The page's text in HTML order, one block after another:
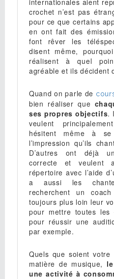
internationales aient
crochet n’est pas
pour ce que certains
en ont fait des
font rêver les
disent même,
réalisent à quel
agréable et ils décident
Quand on parle de
bien réaliser que
ses propres objectifs.
veulent
hésitent même à
l’impression qu’ils
D’autres ont déjà
correcte et veulent
répertoire avec l’aide
a aussi les
recherchent un
toujours plus loin leur
pour mettre toutes
pour réussir une
par exemple.
Quels que soient
matière de musique,
une activité à